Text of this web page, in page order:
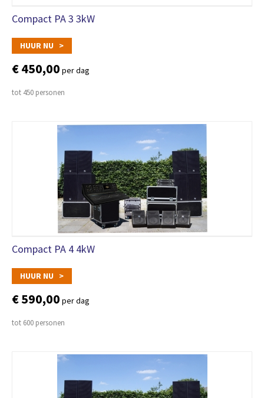
Compact PA 3 3kW
HUUR NU >
€ 450,00 per dag
tot 450 personen
Compact PA 4 4kW
HUUR NU >
€ 590,00 per dag
tot 600 personen